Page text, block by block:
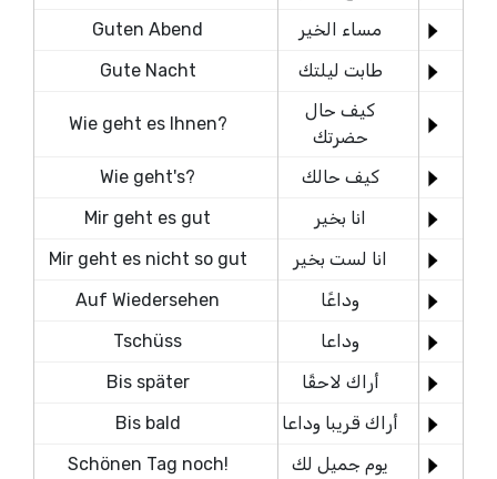
Guten Abend
مساء الخير
Gute Nacht
طابت ليلتك
Wie geht es Ihnen?
كيف حال
حضرتك
Wie geht's?
كيف حالك
Mir geht es gut
انا بخير
Mir geht es nicht so gut
انا لست بخير
Auf Wiedersehen
وداعًا
Tschüss
وداعا
Bis später
أراك لاحقًا
Bis bald
أراك قريبا وداعا
Schönen Tag noch!
يوم جميل لك